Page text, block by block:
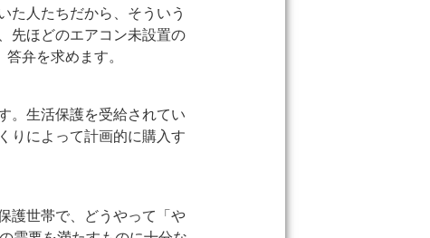
た人たちだから、そういう
先ほどのエアコン未設置の
弁を求めます。
。生活保護を受給されてい
りによって計画的に購入す
護世帯で、どうやって「や